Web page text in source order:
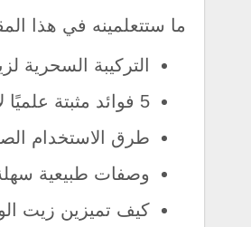
ما ستتعلمينه في هذا
التركيبة
5 فوائد مثبتة علميًا لاستخدام زيت الورد للوجه.
طرق الاستخدام
وصفات طبيعية
كيف تميزين زيت